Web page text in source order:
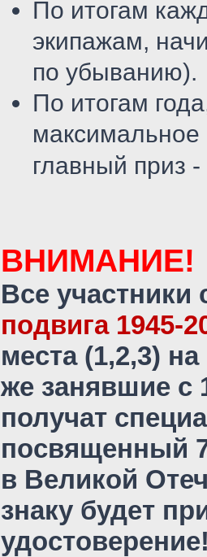
По итогам
экипажам,
по убыванию).
По итогам
максимальное
главный приз -
ВНИМАНИЕ!
Все участники
подвига 1945-
места (1,2,3)
же занявшие с
получат
посвященный
в Великой
знаку будет